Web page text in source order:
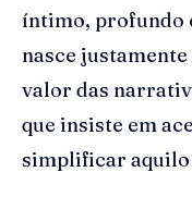
íntimo, profundo
nasce
valor das
que insiste em
simplificar aquilo